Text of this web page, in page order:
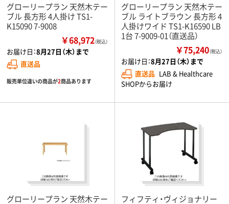
グローリープラン 天然木テー
ブル 長方形 4人掛け TS1-
K15090 7-9008
￥68,972（税込）
お届け日：8月27日（木）まで
直送品
販売単位違いの商品が2商品あります
グローリープラン 天然木テー
ブル ライトブラウン 長方形 4
人掛けワイド TS1-K16590 LB
1台 7-9009-01（直送品）
￥75,240（税込）
お届け日：8月27日（木）まで
直送品 LAB & Healthcare
SHOPからお届け
グローリープラン 天然木テー
フィフティ・ヴィジョナリー